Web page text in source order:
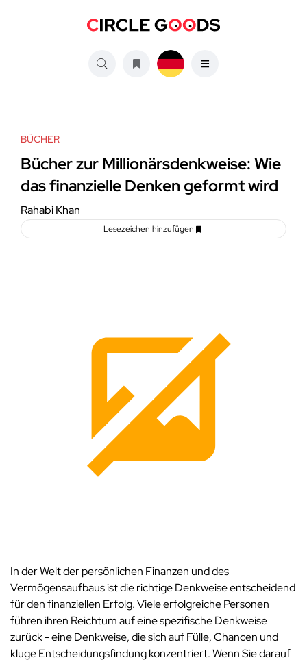
BÜCHER
Bücher zur Millionärsdenkweise: Wie
das finanzielle Denken geformt wird
Rahabi Khan
Lesezeichen hinzufügen
In der Welt der persönlichen Finanzen und des
Vermögensaufbaus ist die richtige Denkweise entscheidend
für den finanziellen Erfolg. Viele erfolgreiche Personen
führen ihren Reichtum auf eine spezifische Denkweise
zurück - eine Denkweise, die sich auf Fülle, Chancen und
kluge Entscheidungsfindung konzentriert. Wenn Sie darauf